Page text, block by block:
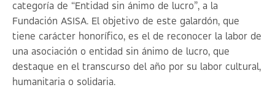
categoría de “Entidad sin ánimo de lucro”, a la
Fundación ASISA. El objetivo de este galardón, que
tiene carácter honorífico, es el de reconocer la labor de
una asociación o entidad sin ánimo de lucro, que
destaque en el transcurso del año por su labor cultural,
humanitaria o solidaria.